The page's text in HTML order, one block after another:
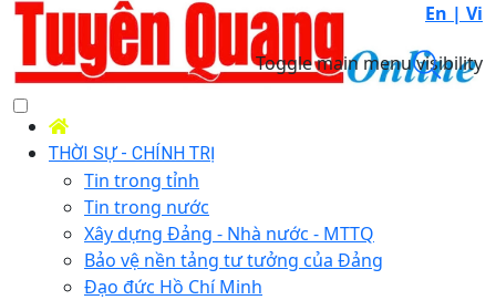
En | Vi
Toggle main menu visibility
THỜI SỰ - CHÍNH TRỊ
Tin trong tỉnh
Tin trong nước
Xây dựng Đảng - Nhà nước - MTTQ
Bảo vệ nền tảng tư tưởng của Đảng
Đạo đức Hồ Chí Minh